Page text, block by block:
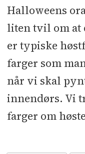
Halloweens
liten tvil om at
er typiske
farger som
når vi skal
innendørs. Vi
farger om